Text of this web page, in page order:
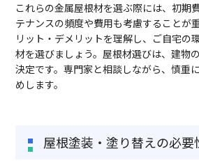
これらの金属屋根材を選ぶ際には、初期
テナンスの頻度や費用も考慮することが
リット・デメリットを理解し、ご自宅の
材を選びましょう。屋根材選びは、建物
決定です。専門家と相談しながら、慎重
めします。
屋根塗装・塗り替えの必